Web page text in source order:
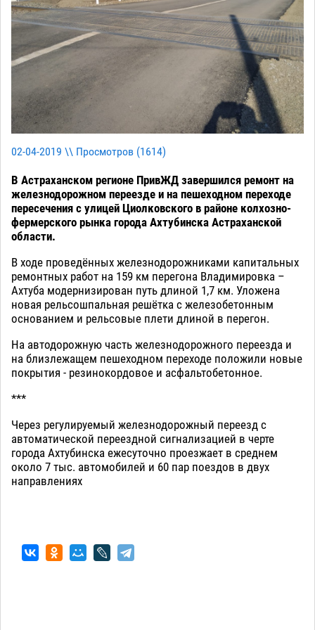
02-04-2019 \\ Просмотров (1614)
В Астраханском регионе ПривЖД завершился ремонт на
железнодорожном переезде и на пешеходном переходе
пересечения с улицей Циолковского в районе колхозно-
фермерского рынка города Ахтубинска Астраханской
области.
В ходе проведённых железнодорожниками капитальных
ремонтных работ на 159 км перегона Владимировка –
Ахтуба модернизирован путь длиной 1,7 км. Уложена
новая рельсошпальная решётка с железобетонным
основанием и рельсовые плети длиной в перегон.
На автодорожную часть железнодорожного переезда и
на близлежащем пешеходном переходе положили новые
покрытия - резинокордовое и асфальтобетонное.
***
Через регулируемый железнодорожный переезд с
автоматической переездной сигнализацией в черте
города Ахтубинска ежесуточно проезжает в среднем
около 7 тыс. автомобилей и 60 пар поездов в двух
направлениях